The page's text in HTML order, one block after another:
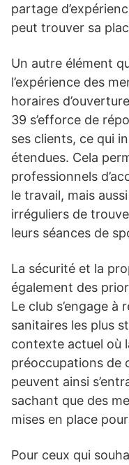
partage
peut trouver sa
Un autre élément
l’expérience des
horaires
39 s’efforce de
ses clients, ce qui
étendues. Cela
professionnels
le travail, mais
irréguliers de
leurs séances de
La sécurité et la
également des
Le club s’engage à
sanitaires les plus
contexte actuel où
préoccupations de
peuvent ainsi
sachant que des
mises en place
Pour ceux qui